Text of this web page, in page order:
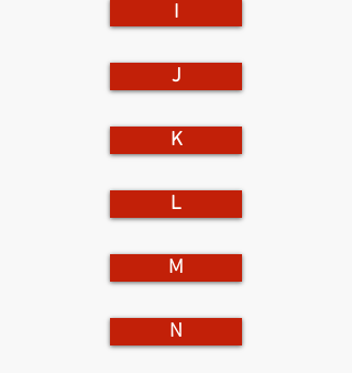
I
J
K
L
M
N